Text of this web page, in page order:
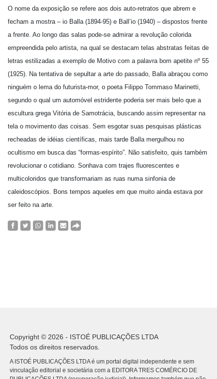
O nome da exposição se refere aos dois auto-retratos que abrem e
fecham a mostra – io Balla (1894-95) e Ball’io (1940) – dispostos frente
a frente. Ao longo das salas pode-se admirar a revolução colorida
empreendida pelo artista, na qual se destacam telas abstratas feitas de
letras estilizadas a exemplo de Motivo com a palavra bom apetite nº 55
(1925). Na tentativa de sepultar a arte do passado, Balla abraçou como
ninguém o lema do futurista-mor, o poeta Filippo Tommaso Marinetti,
segundo o qual um automóvel estridente poderia ser mais belo que a
escultura grega Vitória de Samotrácia, buscando assim representar na
tela o movimento das coisas. Sem esgotar suas pesquisas plásticas
recheadas de idéias científicas, mais tarde Balla mergulhou no
ocultismo em busca das “formas-espírito”. Não satisfeito, quis também
revolucionar o cotidiano. Sonhava com trajes fluorescentes e
multicoloridos que transformariam as ruas numa sinfonia de
caleidoscópios. Bons tempos aqueles em que muito ainda estava por
ser feito na arte.
Copyright © 2026 - ISTOÉ PUBLICAÇÕES LTDA
Todos os direitos reservados.
A ISTOÉ PUBLICAÇÕES LTDA é um portal digital independente e sem
vinculação editorial e societária com a EDITORA TRES COMÉRCIO DE